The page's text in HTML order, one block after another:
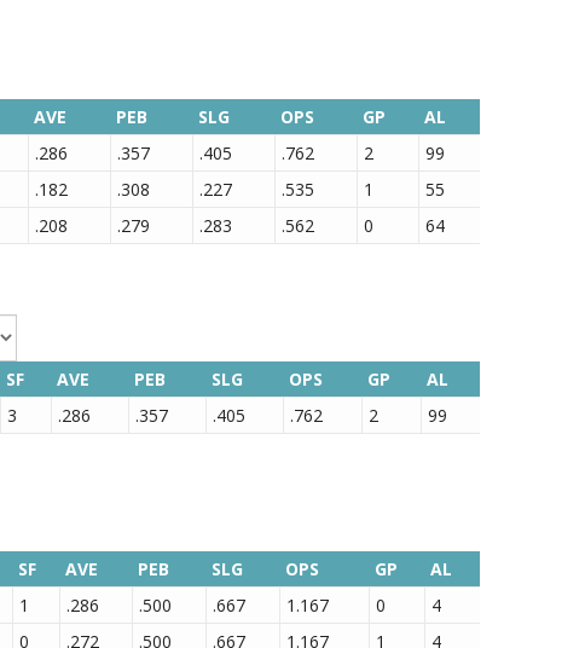
AVE PEB SLG OPS GP
AL
.286 .357 .405 .762 2
99
.182 .308 .227 .535 1
55
.208 .279 .283 .562 0 64
SF AVE PEB SLG OPS GP
AL
3 .286 .357 .405 .762 2 99
SF AVE PEB SLG OPS GP
AL
1 .286 .500 .667 1.167 0
4
0 .272 .500 .667 1.167 1 4